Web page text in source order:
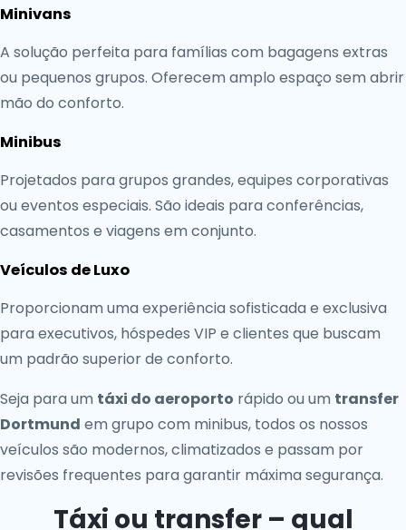
Minivans
A solução perfeita para famílias com bagagens extras
ou pequenos grupos. Oferecem amplo espaço sem abrir
mão do conforto.
Minibus
Projetados para grupos grandes, equipes corporativas
ou eventos especiais. São ideais para conferências,
casamentos e viagens em conjunto.
Veículos de Luxo
Proporcionam uma experiência sofisticada e exclusiva
para executivos, hóspedes VIP e clientes que buscam
um padrão superior de conforto.
Seja para um táxi do aeroporto rápido ou um transfer
Dortmund em grupo com minibus, todos os nossos
veículos são modernos, climatizados e passam por
revisões frequentes para garantir máxima segurança.
Táxi ou transfer – qual